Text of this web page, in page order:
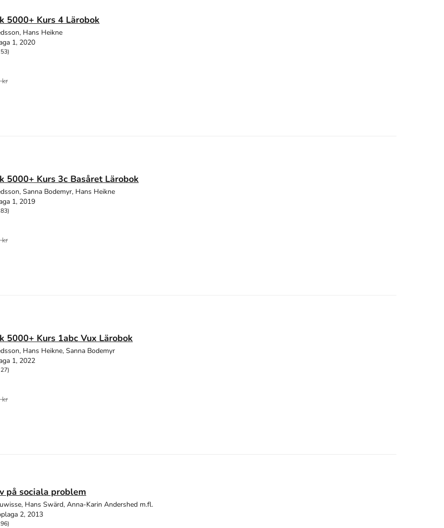
5000+ Kurs 4 Lärobok
Hans Heikne
1, 2020
kr
5000+ Kurs 3c Basåret Lärobok
Sanna Bodemyr, Hans Heikne
1, 2019
kr
5000+ Kurs 1abc Vux Lärobok
Hans Heikne, Sanna Bodemyr
1, 2022
kr
på sociala problem
Hans Swärd, Anna-Karin Andershed m.fl.
2, 2013